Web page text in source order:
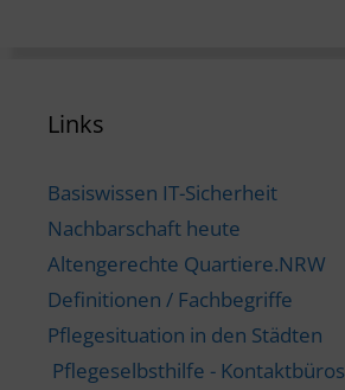
Links
Basiswissen IT-Sicherheit
Nachbarschaft heute
Altengerechte Quartiere.NRW
Definitionen / Fachbegriffe
Pflegesituation in den Städten
Pflegeselbsthilfe - Kontaktbüros